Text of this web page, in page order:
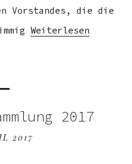
Vorstandes, die die
Weiterlesen
2017
2017